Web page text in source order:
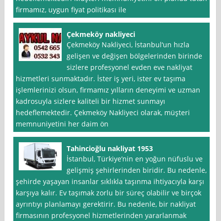
firmamız, uygun fiyat politikası ile
Çekmeköy nakliyeci
Çekmeköy Nakliyeci, İstanbul‘un hızla
gelişen ve değişen bölgelerinden birinde
sizlere profesyonel evden eve nakliyat
hizmetleri sunmaktadır. İster iş yeri, ister ev taşıma
işlemlerinizi olsun, firmamız yılların deneyimi ve uzman
kadrosuyla sizlere kaliteli bir hizmet sunmayı
hedeflemektedir. Çekmeköy Nakliyeci olarak, müşteri
memnuniyetini her daim ön
Tahincioğlu nakliyat 1953
İstanbul, Türkiye’nin en yoğun nüfuslu ve
gelişmiş şehirlerinden biridir. Bu nedenle,
şehirde yaşayan insanlar sıklıkla taşınma ihtiyacıyla karşı
karşıya kalır. Ev taşımak zorlu bir süreç olabilir ve birçok
ayrıntıyı planlamayı gerektirir. Bu nedenle, bir nakliyat
firmasının profesyonel hizmetlerinden yararlanmak